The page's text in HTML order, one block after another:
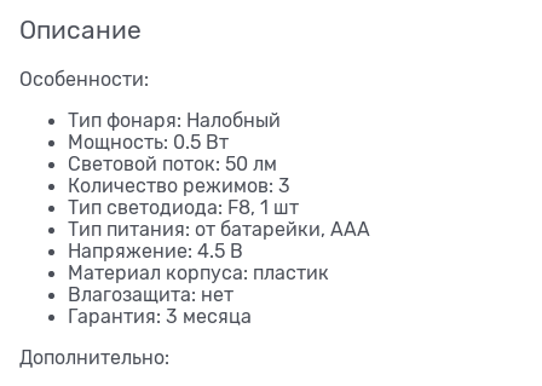
Описание
Особенности:
Тип фонаря: Налобный
Мощность: 0.5 Вт
Световой поток: 50 лм
Количество режимов: 3
Тип светодиода: F8, 1 шт
Тип питания: от батарейки, ААА
Напряжение: 4.5 В
Материал корпуса: пластик
Влагозащита: нет
Гарантия: 3 месяца
Дополнительно: